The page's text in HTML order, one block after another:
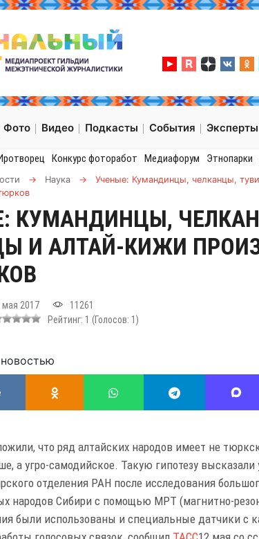
Фото Видео Подкасты События Эксперты
Конкурс фоторабот Медиафорум Этнопарки
→ Наука →
Ученые: Кумандинцы, челканцы,
КУМАНДИНЦЫ,
И АЛТАЙ-КИЖИ
мая 2017
11261
Рейтинг: 1 (Голосов: 1 )
что ряд алтайских народов имеет не
а угро-самодийское. Такую гипотезу
отделения РАН после исследования
народов Сибири с помощью МРТ (магнитно-
были использованы и специальные датчики с